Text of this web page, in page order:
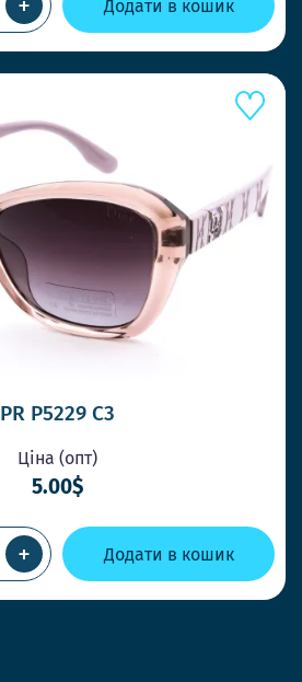
+ Додати в кошик
PR P5229 C3
Ціна (опт)
5.00$
+ Додати в кошик